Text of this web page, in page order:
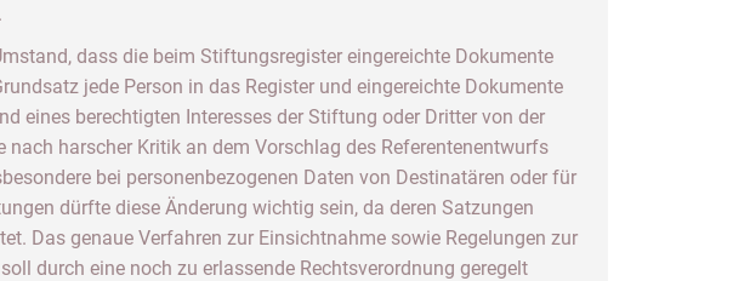
dass die beim Stiftungsregister eingereichte Dokumente
jede Person in das Register und eingereichte Dokumente
eines berechtigten Interesses der Stiftung oder Dritter von der
harscher Kritik an dem Vorschlag des Referentenentwurfs
bei personenbezogenen Daten von Destinatären oder für
dürfte diese Änderung wichtig sein, da deren Satzungen
Das genaue Verfahren zur Einsichtnahme sowie Regelungen zur
durch eine noch zu erlassende Rechtsverordnung geregelt